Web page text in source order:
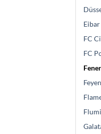
Eibar
FC
FC